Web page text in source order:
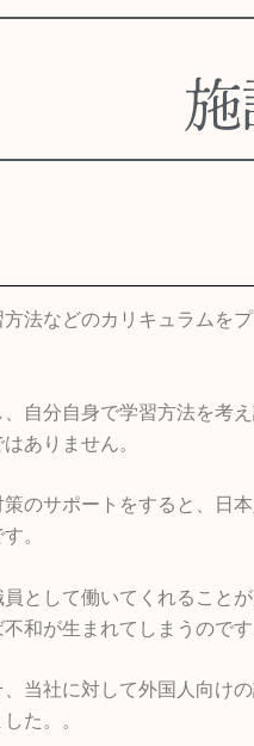
法などのカリキュラムを
自分自身で学習方法を考え
ありません。
のサポートをすると、日
。
として働いてくれることが
和が生まれてしまうのです
当社に対して外国人向け
た。。